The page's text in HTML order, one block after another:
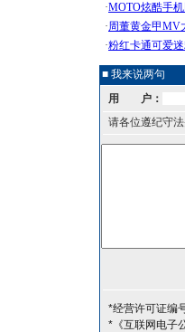
■ 我来说两句
用 户：
请各位遵纪守法
*经营许可证编
*《互联网电子